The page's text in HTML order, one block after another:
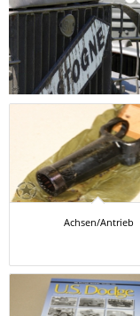
Achsen/Antrieb